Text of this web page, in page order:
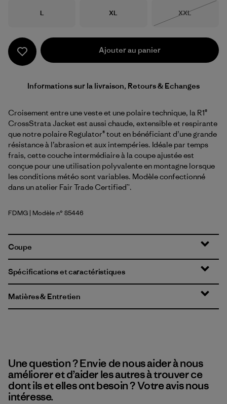
Taille
L Taille
XL Taille
XXL
Ajouter au panier
Informations sur la livraison, Retours & Echanges
Croisement entre une veste et une polaire technique, la R1®
CrossStrata Jacket est aussi chaude, extensible et respirante
que notre polaire Regulator® tout en bénéficiant d’une grande
résistance à l’abrasion et aux intempéries. Idéale par temps
frais, cette couche intermédiaire à la coupe ajustée est
conçue pour une utilisation polyvalente en montagne lorsque
les conditions météo sont variables. Modèle confectionné
dans un atelier Fair Trade Certified™.
Faded Magenta
FDMG | Modèle n° 85446
Coupe
Spécifications et caractéristiques
Matières & Entretien
Une question ? Envie de nous aider à nous
améliorer et d’aider les autres à trouver ce
dont ils et elles ont besoin ? Votre avis nous
intéresse.